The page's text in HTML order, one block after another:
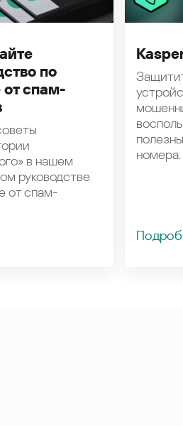
по
спам-
в нашем
руководстве
от спам-
номера.